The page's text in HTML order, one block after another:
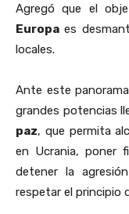
Agregó que el
Europa es
locales.
Ante este
grandes potencias
paz, que permita
en Ucrania, poner
detener la
respetar el principio